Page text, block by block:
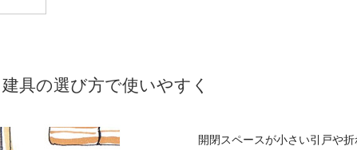
具の選び方で使いやすく
開閉スペースが小さい引戸や